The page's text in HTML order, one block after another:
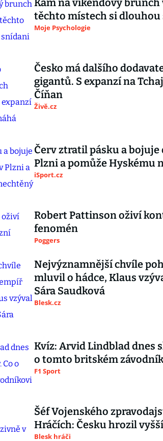
Kam na víkendový brunch
těchto místech si
Moje Psychologie
Česko má dalšího
gigantů. S expanzí na
Číňan
Živě.cz
Červ ztratil pásku a bojuje
Plzni a pomůže Hyskému
iSport.cz
Robert Pattinson oživí
fenomén
Poggers
Nejvýznamnější chvíle
mluvil o hádce, Klaus
Sára Saudková
Blesk.cz
Kvíz: Arvid Lindblad dnes
o tomto britském
F1 Sport
Šéf Vojenského
Hráčích: Česku hrozil
Blesk hráči